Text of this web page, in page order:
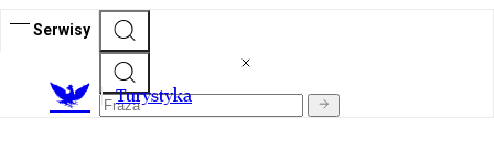
Serwisy
Turystyka